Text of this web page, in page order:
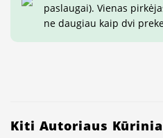
paslaugai). Vienas
ne daugiau kaip dvi
Kiti Autoriaus